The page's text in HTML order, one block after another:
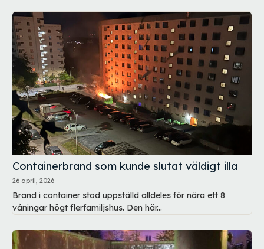
Containerbrand som kunde slutat väldigt illa
26 april, 2026
Brand i container stod uppställd alldeles för nära ett 8
våningar högt flerfamiljshus. Den här...